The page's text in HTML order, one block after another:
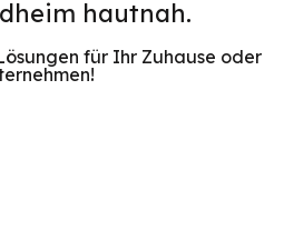
hautnah.
für Ihr Zuhause oder